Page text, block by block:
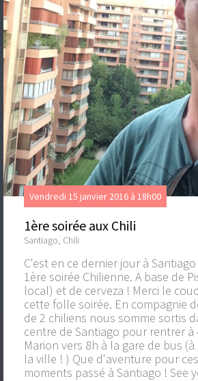
Vendredi 15 janvier 2016 à 18h00
1ère soirée aux Chili
Santiago, Chili
C'est en ce dernier jour à
1ère soirée Chilienne. A base de
local) et de cerveza ! Merci le
cette folle soirée. En compagnie
de 2 chiliens nous somme sortis
centre de Santiago pour rentrer à
Marion vers 8h à la gare de bus
la ville ! ) Que d'aventure pour
moments passé à Santiago ! See